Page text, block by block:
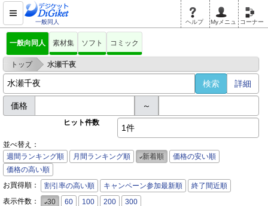
一般同人 ヘルプ Myメニュ コーナー
一般向同人 素材集 ソフト コミック
トップ > 水瀬千夜
詳細
価格 ～
ヒット件数
1件
並べ替え：
週間ランキング順
月間ランキング順 新着順
価格の安い順
価格の高い順
お買得順：
割引率の高い順 キャンペーン参加最新順
終了間近順
表示件数：
30 60 100 200
300